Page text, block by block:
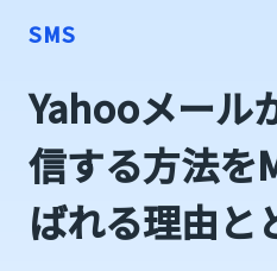
SMS
Yahooメール
信する方法を
ばれる理由と